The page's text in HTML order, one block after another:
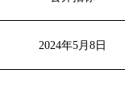
2024年5月 8日